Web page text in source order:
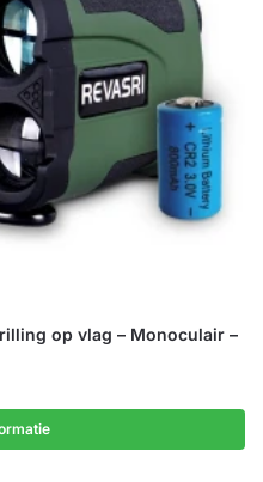
op vlag – Monoculair –